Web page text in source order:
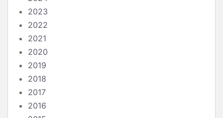
2023
2022
2021
2020
2019
2018
2017
2016